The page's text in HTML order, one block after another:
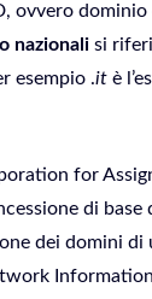
ovvero
nazionali si
esempio .it è
for
di base
dei domini di